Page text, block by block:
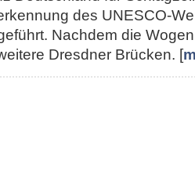
des UNESCO-
Nachdem die
Dresdner Brücken. [